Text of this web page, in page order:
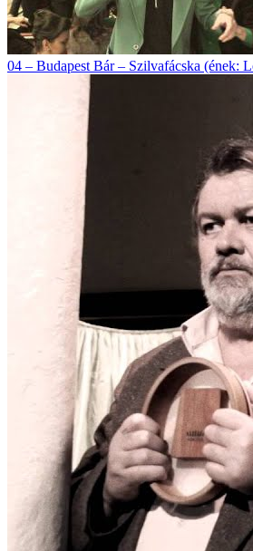
04 – Budapest Bár – Szilvafácska (ének: